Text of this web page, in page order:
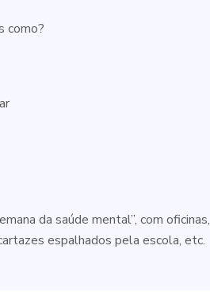
como?
da saúde mental”, com oficinas,
espalhados pela escola, etc.